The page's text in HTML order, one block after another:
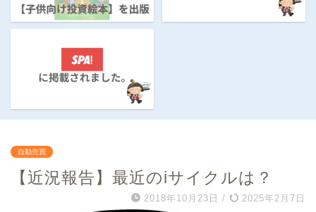
自動売買
【近況報告】最近のiサイクルは？
2018年10月23日 / 2025年2月7日